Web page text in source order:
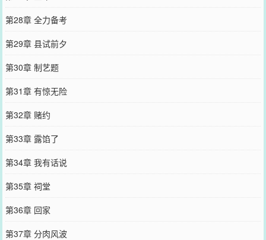
第28章 全力备考
第29章 县试前夕
第30章 制艺题
第31章 有惊无险
第32章 赌约
第33章 露馅了
第34章 我有话说
第35章 祠堂
第36章 回家
第37章 分肉风波